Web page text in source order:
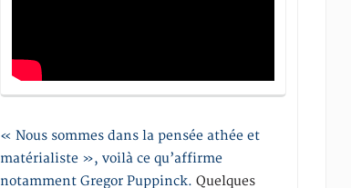
« Nous sommes dans la pensée athée et
matérialiste », voilà ce qu’affirme
notamment Gregor Puppinck. Quelques